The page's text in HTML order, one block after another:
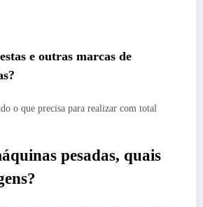
e outras marcas de
o que precisa para realizar com total
pesadas, quais